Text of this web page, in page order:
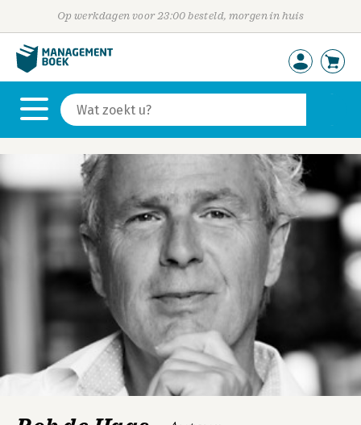
Op werkdagen voor 23:00 besteld, morgen in huis